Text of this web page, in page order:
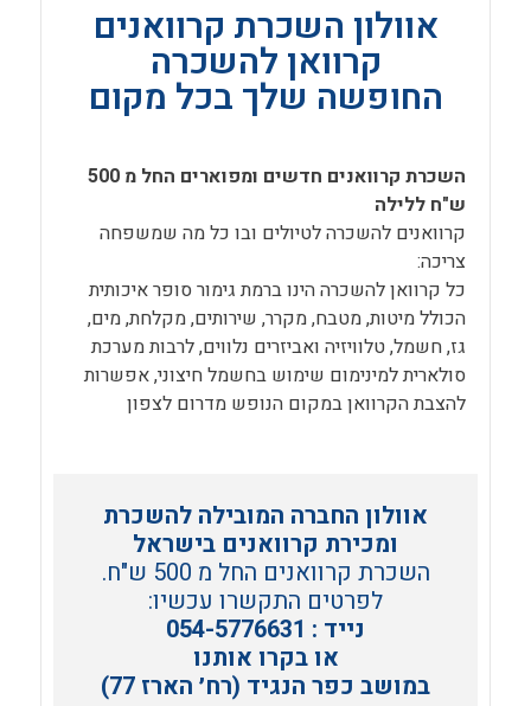
אוולון השכרת קרוואנים
קרוואן להשכרה
החופשה שלך בכל מקום
השכרת קרוואנים חדשים ומפוארים החל מ 500
ש"ח ללילה
קרוואנים להשכרה לטיולים ובו כל מה שמשפחה
צריכה:
כל קרוואן להשכרה הינו ברמת גימור סופר איכותית
הכולל מיטות, מטבח, מקרר, שירותים, מקלחת, מים,
גז, חשמל, טלוויזיה ואביזרים נלווים, לרבותמערכת
סולארית למינימום שימוש בחשמל חיצוני,אפשרות
להצבת הקרוואן במקום הנופש מדרום לצפון
אוולון החברה המובילה להשכרת
ומכירת קרוואנים בישראל
השכרת קרוואנים החל מ 500 ש"ח.
לפרטים התקשרו עכשיו:
נייד : 054-5776631
או בקרו אותנו
במושב כפר הנגיד (רח׳ הארז 77)